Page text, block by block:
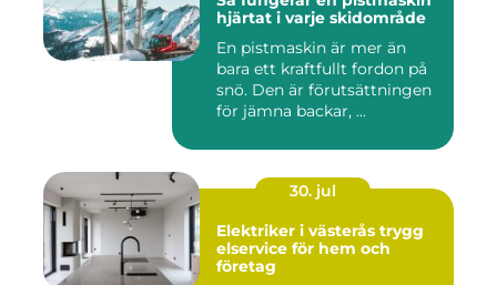
hjärtat i varje skidområde
En pistmaskin är mer än
bara ett kraftfullt fordon på
snö. Den är förutsättningen
för jämna backar, ...
30. jul
Elektriker i västerås trygg
elservice för hem och
företag